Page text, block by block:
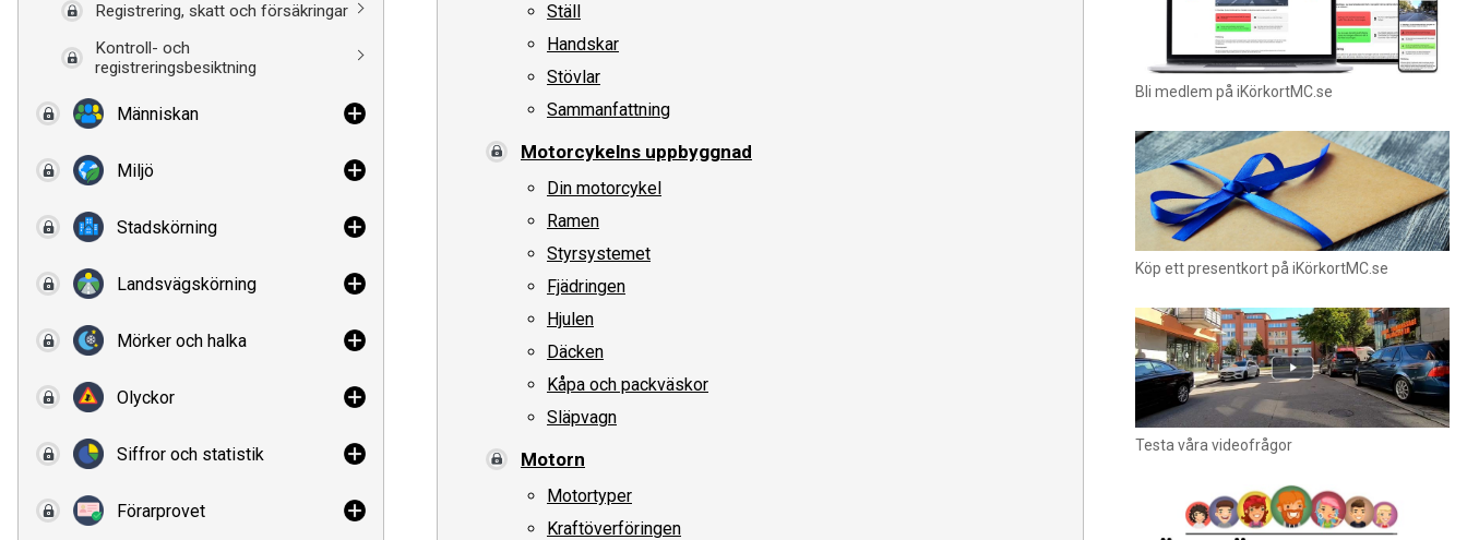
Registrering, skatt och försäkringar
Kontroll- och
registreringsbesiktning
Människan
Miljö
Stadskörning
Landsvägskörning
Mörker och halka
Olyckor
Siffror och statistik
Förarprovet
Ställ
Handskar
Stövlar
Sammanfattning
Motorcykelns uppbyggnad
Din motorcykel
Ramen
Styrsystemet
Fjädringen
Hjulen
Däcken
Kåpa och packväskor
Släpvagn
Motorn
Motortyper
Kraftöverföringen
Bli medlem på iKörkortMC.se
Köp ett presentkort på iKörkortMC.se
Testa våra videofrågor